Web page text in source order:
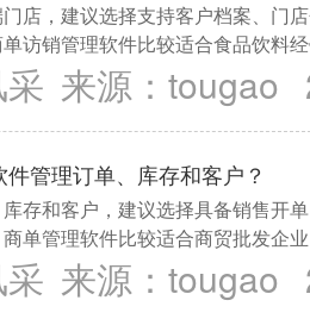
店，建议选择支持客户档案、门
访销管理软件比较适合食品饮料
来源： tougao
管理订单、库存和客户？
存和客户，建议选择具备销售开
单管理软件比较适合商贸批发企
来源： tougao